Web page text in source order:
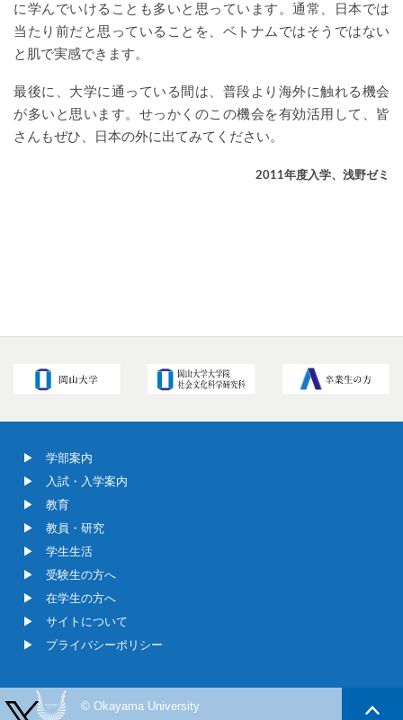
に学んでいけることも多いと思っています。通常、日本では
当たり前だと思っていることを、ベトナムではそうではない
と肌で実感できます。
最後に、大学に通っている間は、普段より海外に触れる機会
が多いと思います。せっかくのこの機会を有効活用して、皆
さんもぜひ、日本の外に出てみてください。
2011年度入学、浅野ゼミ
学部案内
入試・入学案内
教育
教員・研究
学生生活
受験生の方へ
在学生の方へ
サイトについて
プライバシーポリシー
© Okayama University